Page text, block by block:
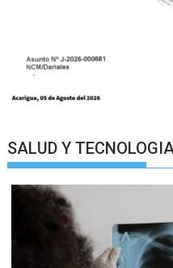
SALUD Y